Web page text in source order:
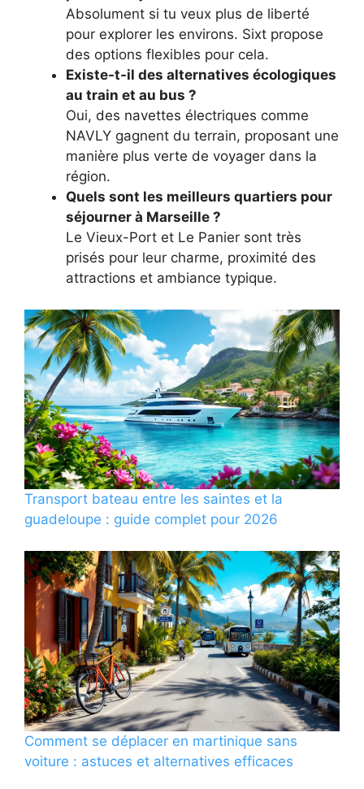
Absolument si tu veux plus de liberté
pour explorer les environs. Sixt propose
des options flexibles pour cela.
Existe-t-il des alternatives écologiques
au train et au bus ?
Oui, des navettes électriques comme
NAVLY gagnent du terrain, proposant une
manière plus verte de voyager dans la
région.
Quels sont les meilleurs quartiers pour
séjourner à Marseille ?
Le Vieux-Port et Le Panier sont très
prisés pour leur charme, proximité des
attractions et ambiance typique.
Transport bateau entre les saintes et la
guadeloupe : guide complet pour 2026
Comment se déplacer en martinique sans
voiture : astuces et alternatives efficaces